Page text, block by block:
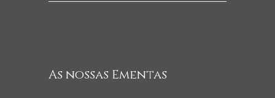
As nossas Ementas